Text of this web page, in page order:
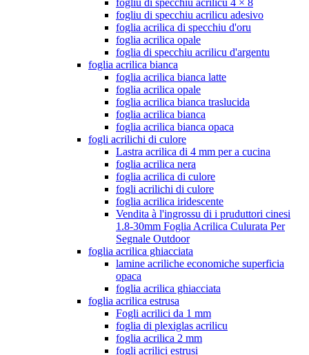
fogliu di specchiu acrilicu 4 × 8
fogliu di specchiu acrilicu adesivo
foglia acrilica di specchiu d'oru
foglia acrilica opale
foglia di specchiu acrilicu d'argentu
foglia acrilica bianca
foglia acrilica bianca latte
foglia acrilica opale
foglia acrilica bianca traslucida
foglia acrilica bianca
foglia acrilica bianca opaca
fogli acrilichi di culore
Lastra acrilica di 4 mm per a cucina
foglia acrilica nera
foglia acrilica di culore
fogli acrilichi di culore
foglia acrilica iridescente
Vendita à l'ingrossu di i pruduttori cinesi
1.8-30mm Foglia Acrilica Culurata Per
Segnale Outdoor
foglia acrilica ghiacciata
lamine acriliche economiche superficia
opaca
foglia acrilica ghiacciata
foglia acrilica estrusa
Fogli acrilici da 1 mm
foglia di plexiglas acrilicu
foglia acrilica 2 mm
fogli acrilici estrusi